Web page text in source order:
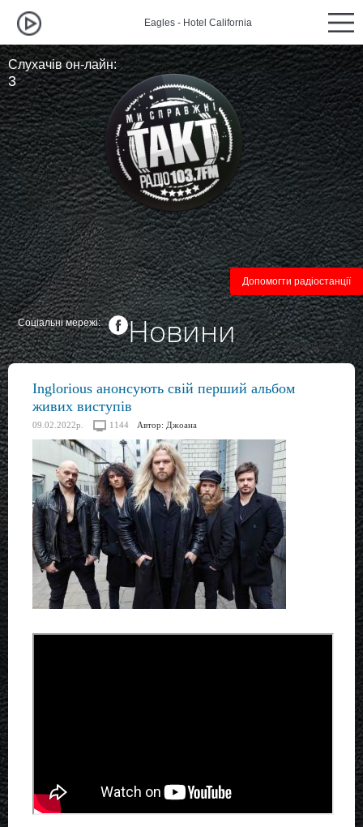
Слухачів он-лайн:
3
Eagles
Eagles - Hotel California
Допомогти радіостанції
Соціальні мережі: Новини ←Всі новини
Inglorious анонсують свій перший альбом
живих виступів
09.02.2022р. 1144 Автор: Джоана